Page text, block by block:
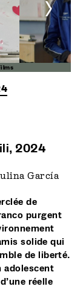
>
2024
García
de
purgent
solide qui
de liberté.
adolescent
réelle